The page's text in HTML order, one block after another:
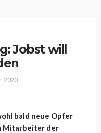
Jobst will
2020
bald neue Opfer
Mitarbeiter der